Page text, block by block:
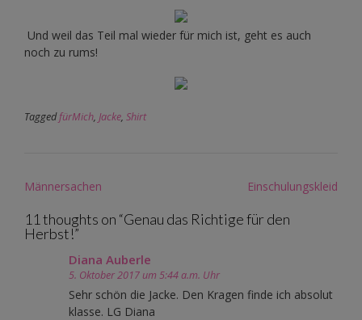
Und weil das Teil mal wieder für mich ist, geht es auch
noch zu rums!
TaggedfürMich, Jacke, Shirt
Post
Männersachen Einschulungskleid
11 thoughts on “Genau das Richtige für den
Herbst!”
Diana Auberle
5. Oktober 2017 um 5:44 a.m. Uhr
Sehr schön die Jacke. Den Kragen finde ich absolut
klasse. LG Diana